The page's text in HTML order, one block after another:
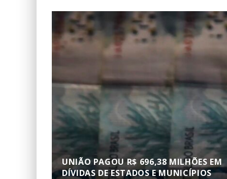
UNIÃO PAGOU R$ 696,38 MILHÕES EM
DÍVIDAS DE ESTADOS E MUNICÍPIOS